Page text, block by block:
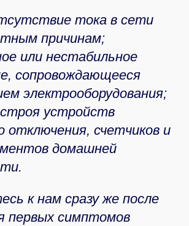
тока в сети
причинам;
или нестабильное
сопровождающееся
электрооборудования;
строя устройств
отключения, счетчиков и
домашней
к нам сразу же после
первых симптомов